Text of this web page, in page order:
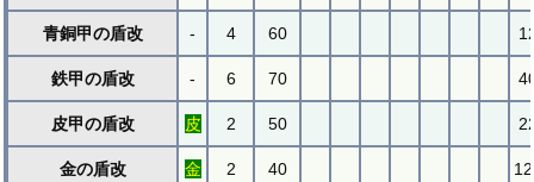
青銅甲の盾改 - 4 60
鉄甲の盾改 - 6 70
皮甲の盾改 皮 2 50
金の盾改 金 2 40